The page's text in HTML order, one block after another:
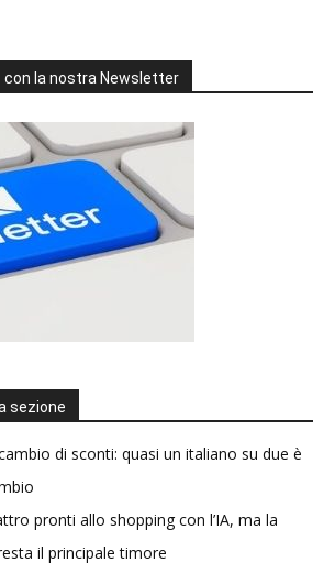
con la nostra Newsletter
sezione
di sconti: quasi un italiano su due è
pronti allo shopping con l’IA, ma la
il principale timore